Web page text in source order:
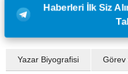
Haberleri İlk Siz
Yazar Biyografisi Görev